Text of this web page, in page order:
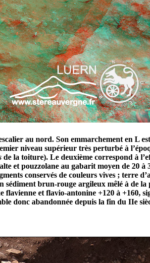
au nord. Son emmarchement en L
niveau supérieur très perturbé à
de la toiture). Le deuxième correspond à
et pouzzolane au gabarit moyen de 20
conservés de couleurs vives ; terre
brun-rouge argileux mêlé à de la
et flavio-antonine +120 à +160,
donc abandonnée depuis la fin du IIe